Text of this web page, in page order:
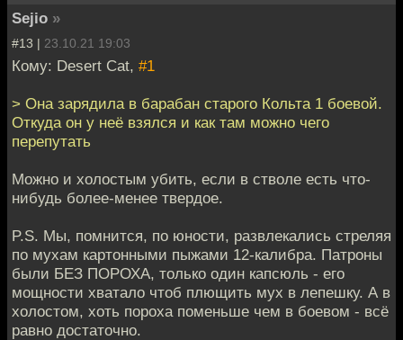
Sejio »
#13 | 23.10.21 19:03
Кому: Desert Cat, #1
> Она зарядила в барабан старого Кольта 1 боевой.
Откуда он у неё взялся и как там можно чего
перепутать
Можно и холостым убить, если в стволе есть что-
нибудь более-менее твердое.
P.S. Мы, помнится, по юности, развлекались стреляя
по мухам картонными пыжами 12-калибра. Патроны
были БЕЗ ПОРОХА, только один капсюль - его
мощности хватало чтоб плющить мух в лепешку. А в
холостом, хоть пороха поменьше чем в боевом - всё
равно достаточно.